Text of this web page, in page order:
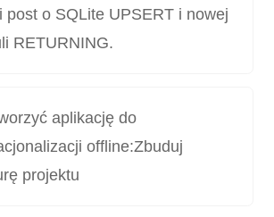
post o SQLite UPSERT i nowej
RETURNING.
aplikację do
offline:Zbuduj
projektu